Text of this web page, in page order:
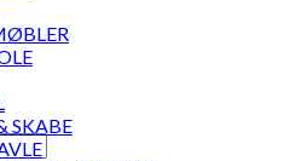
SKABE